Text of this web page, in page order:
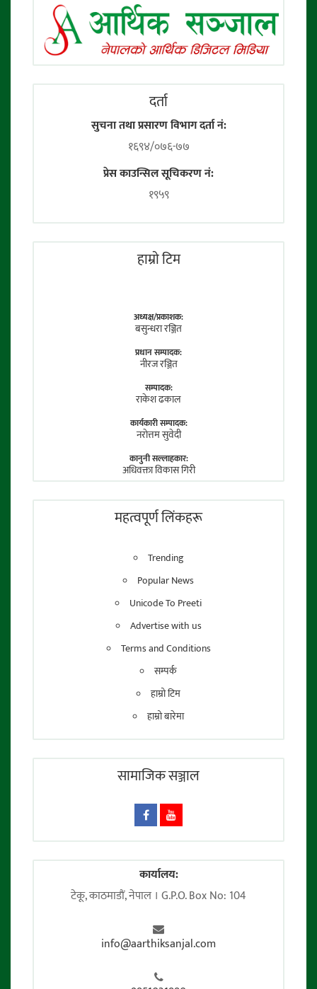
दर्ता
सुचना तथा प्रसारण विभाग दर्ता नं:
१६९४/०७६-७७
प्रेस काउन्सिल सूचिकरण नं:
१९५९
हाम्राे टिम
अध्यक्ष/प्रकाशक:
बसुन्धरा रञ्जित
प्रधान सम्पादक:
नीरज रञ्जित
सम्पादक:
राकेश ढकाल
कार्यकारी सम्पादक:
नराेत्तम सुवेदी
कानुनी सल्लाहकार:
अधिवक्ता विकास गिरी
तेजेन्द्र श्रेष्ठ
महत्वपूर्ण लिंकहरू
Trending
Popular News
Unicode To Preeti
Advertise with us
Terms and Conditions
सम्पर्क
हाम्रो टिम
हाम्रो बारेमा
सामाजिक सञ्जाल
कार्यालय:
टेकू, काठमाडाैं, नेपाल । G.P.O. Box No: 104
info@aarthiksanjal.com